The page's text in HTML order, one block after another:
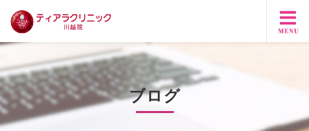
ブログ